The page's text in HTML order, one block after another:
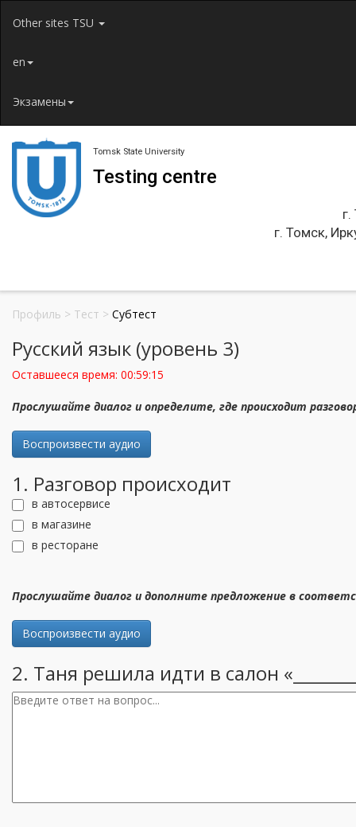
Other sites TSU
en
Экзамены
Tomsk State University
Testing centre
г. Томск,
Профиль > Тест > Субтест
Русский язык (уровень 3)
Оставшееся время: 00:59:14
Прослушайте диалог и определите, где происходит
Воспроизвести аудио
1. Разговор происходит
в автосервисе
в магазине
в ресторане
Прослушайте диалог и дополните предложение в
Воспроизвести аудио
2. Таня решила идти в салон